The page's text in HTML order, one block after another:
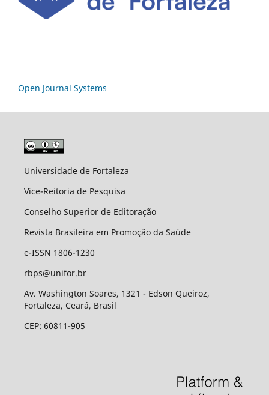
Open Journal Systems
Universidade de Fortaleza
Vice-Reitoria de Pesquisa
Conselho Superior de Editoração
Revista Brasileira em Promoção da Saúde
e-ISSN 1806-1230
rbps@unifor.br
Av. Washington Soares, 1321 - Edson Queiroz,
Fortaleza, Ceará, Brasil
CEP: 60811-905